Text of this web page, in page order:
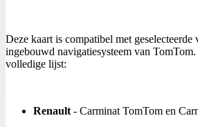
Deze kaart is compatibel met geselecteerde
ingebouwd navigatiesysteem van
volledige lijst:
Renault - Carminat TomTom en